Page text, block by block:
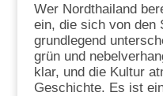
Wer Nordthailand
ein, die sich von den
grundlegend
grün und
klar, und die Kultur
Geschichte. Es ist